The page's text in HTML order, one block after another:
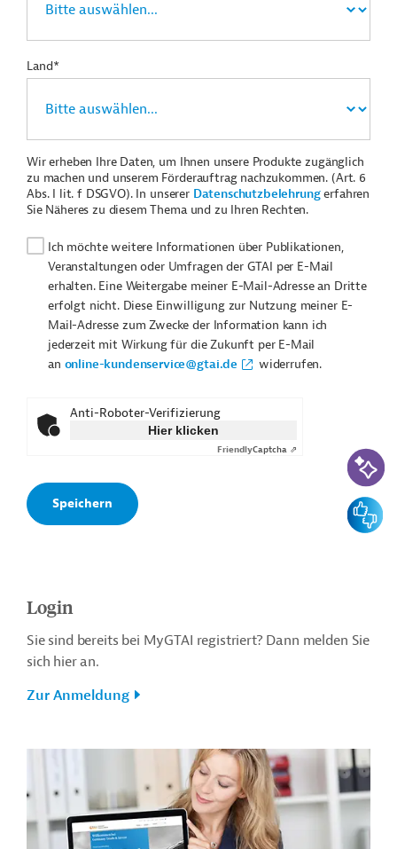
Land*
Wir erheben Ihre Daten, um Ihnen unsere Produkte zugänglich
zu machen und unserem Förderauftrag nachzukommen. (Art. 6
Abs. I lit. f DSGVO). In unserer Datenschutzbelehrungerfahren
Sie Näheres zu diesem Thema und zu Ihren Rechten.
Ich möchte weitere Informationen über Publikationen,
Veranstaltungen oder Umfragen der GTAI per E-Mail
erhalten. Eine Weitergabe meiner E-Mail-Adresse an Dritte
erfolgt nicht. Diese Einwilligung zur Nutzung meiner E-
Mail-Adresse zum Zwecke der Information kann ich
jederzeit mit Wirkung für die Zukunft per E-Mail
an online-kundenservice@gtai.de widerrufen.
Anti-Roboter-Verifizierung
Hier klicken
FriendlyCaptcha ⇗
Login
Sie sind bereits bei MyGTAI registriert? Dann melden Sie
sich hier an.
Zur Anmeldung
KI-